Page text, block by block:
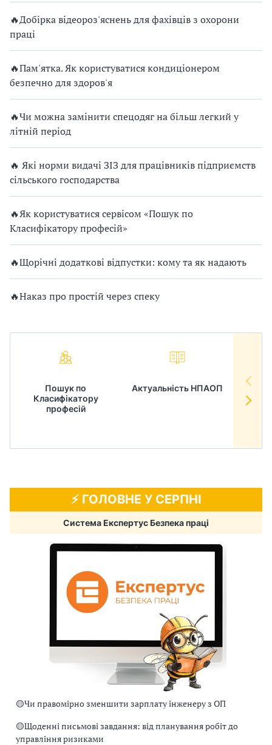
🔥Добірка відеороз'яснень для фахівців з охорони
праці
🔥Пам'ятка. Як користуватися кондиціонером
безпечно для здоров'я
🔥Чи можна замінити спецодяг на більш легкий у
літній період
🔥 Які норми видачі ЗІЗ для працівників підприємств
сільського господарства
🔥Як користуватися сервісом «Пошук по
Класифікатору професій»
🔥Щорічні додаткові відпустки: кому та як надають
🔥Наказ про простій через спеку
Пошук по
Класифікатору
професій
Актуальність НПАОП
⚡️ ГОЛОВНЕ У СЕРПНІ
Система Експертус Безпека праці
🟡Чи правомірно зменшити зарплату інженеру з ОП
🟡Щоденні письмові завдання: від планування робіт до
управління ризиками